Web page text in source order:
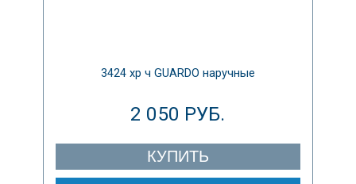
3424 хр ч GUARDO наручные
2 050 РУБ.
КУПИТЬ